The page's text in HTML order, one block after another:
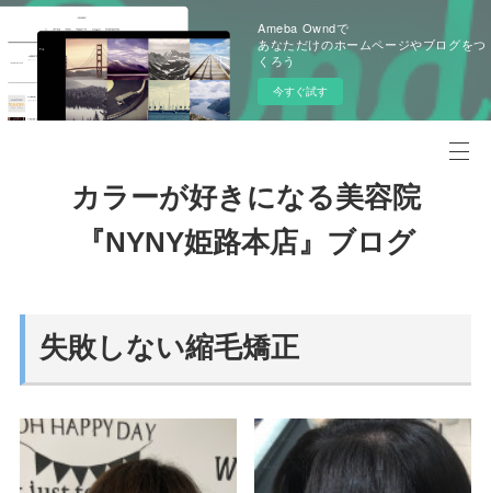
Ameba Owndで
あなただけのホームページやブログをつ
くろう
今すぐ試す
カラーが好きになる美容院
『NYNY姫路本店』ブログ
失敗しない縮毛矯正